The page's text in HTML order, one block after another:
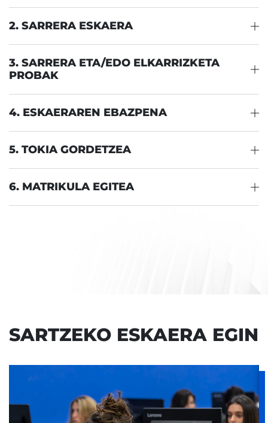
2. SARRERA ESKAERA
3. SARRERA ETA/EDO ELKARRIZKETA
PROBAK
4. ESKAERAREN EBAZPENA
5. TOKIA GORDETZEA
6. MATRIKULA EGITEA
SARTZEKO ESKAERA EGIN